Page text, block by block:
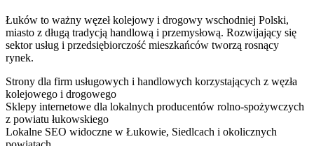
Łuków to ważny węzeł kolejowy i drogowy wschodniej Polski,
miasto z długą tradycją handlową i przemysłową. Rozwijający się
sektor usług i przedsiębiorczość mieszkańców tworzą rosnący
rynek.
Strony dla firm usługowych i handlowych korzystających z węzła
kolejowego i drogowego
Sklepy internetowe dla lokalnych producentów rolno-spożywczych
z powiatu łukowskiego
Lokalne SEO widoczne w Łukowie, Siedlcach i okolicznych